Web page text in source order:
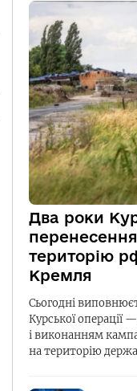
Два роки
територію
Кремля
Сьогодні
Курської операції
і виконанням
на територію